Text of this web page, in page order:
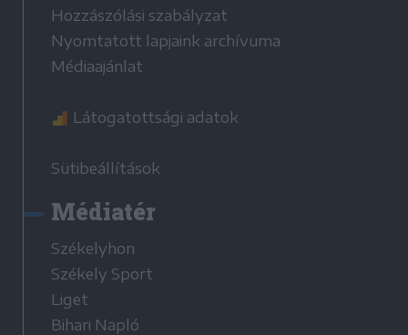
Hozzászólási szabályzat
Nyomtatott lapjaink archívuma
Médiaajánlat
Látogatottsági adatok
Sütibeállítások
Médiatér
Székelyhon
Székely Sport
Liget
Bihari Napló